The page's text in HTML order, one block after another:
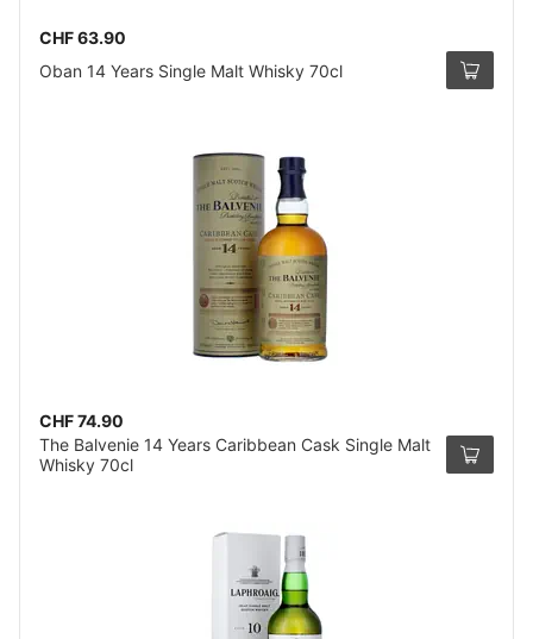
CHF 63.90
Oban 14 Years Single Malt Whisky 70cl
CHF 74.90
The Balvenie 14 Years Caribbean Cask Single Malt
Whisky 70cl